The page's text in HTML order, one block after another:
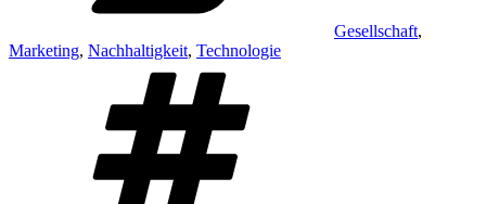
Gesellschaft,
Marketing, Nachhaltigkeit, Technologie